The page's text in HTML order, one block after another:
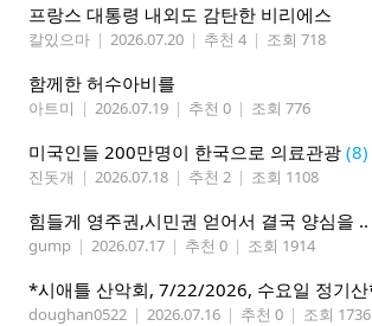
프랑스 대통령 내외도 감탄한 비리에스
칼있으마 | 2026.07.20 | 추천 4 | 조회 718
함께한 허수아비를
아트미 | 2026.07.19 | 추천 0 | 조회 776
미국인들 200만명이 한국으로 의료관광 (8)
진돗개 | 2026.07.18 | 추천 2 | 조회 1108
힘들게 영주권,시민권 얻어서 결국 양심을 ..
gump | 2026.07.17 | 추천 0 | 조회 1914
doughan0522 | 2026.07.16 | 추천 0 | 조회 1736